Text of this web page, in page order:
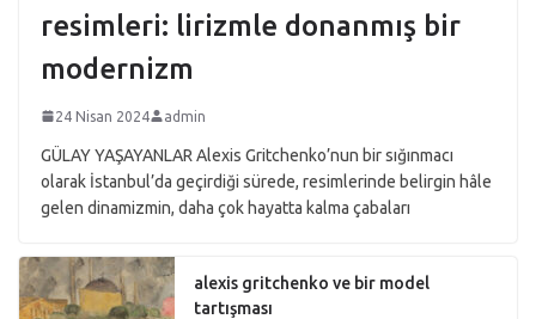
resimleri: lirizmle donanmış bir
modernizm
24 Nisan 2024 admin
GÜLAY YAŞAYANLAR Alexis Gritchenko’nun bir sığınmacı
olarak İstanbul’da geçirdiği sürede, resimlerinde belirgin hâle
gelen dinamizmin, daha çok hayatta kalma çabaları
alexis gritchenko ve bir model
tartışması